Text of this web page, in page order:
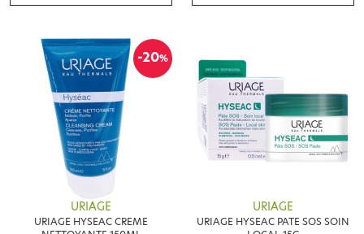
-20%
URIAGE
URIAGE HYSEAC CREME
URIAGE
URIAGE HYSEAC PATE SOS SOIN